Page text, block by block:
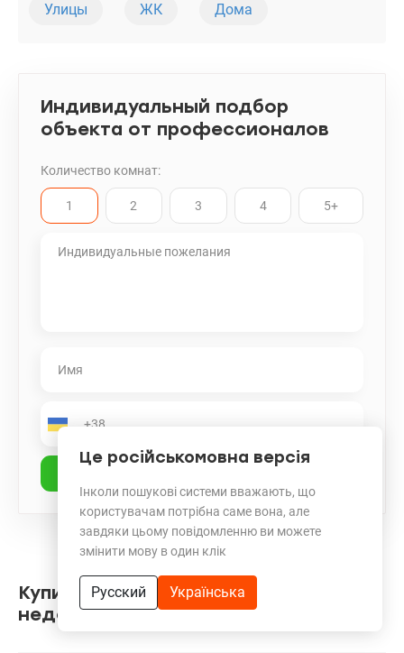
Улицы ЖК Дома
Индивидуальный подбор
объекта от профессионалов
Количество комнат:
1 2 3 4 5+
Купить квартиру в ЖК Патриотика
недорого
Це російськомовна версія
Інколи пошукові системи вважають, що
користувачам потрібна саме вона, але
завдяки цьому повідомленню ви можете
змінити мову в один клік
Русский Українська